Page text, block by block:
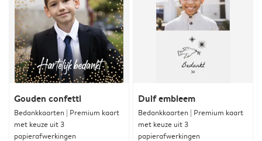
Gouden confetti
Bedankkaarten | Premium kaart
met keuze uit 3
papierafwerkingen
Duif embleem
Bedankkaarten | Premium kaart
met keuze uit 3
papierafwerkingen